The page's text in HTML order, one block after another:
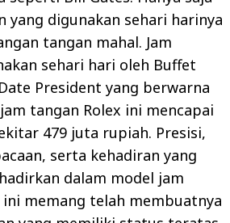
yang digunakan sehari harinya
tangan mahal. Jam
sehari hari oleh Buffet
President yang berwarna
tangan Rolex ini mencapai
479 juta rupiah. Presisi,
serta kehadiran yang
dalam model jam
memang telah membuatnya